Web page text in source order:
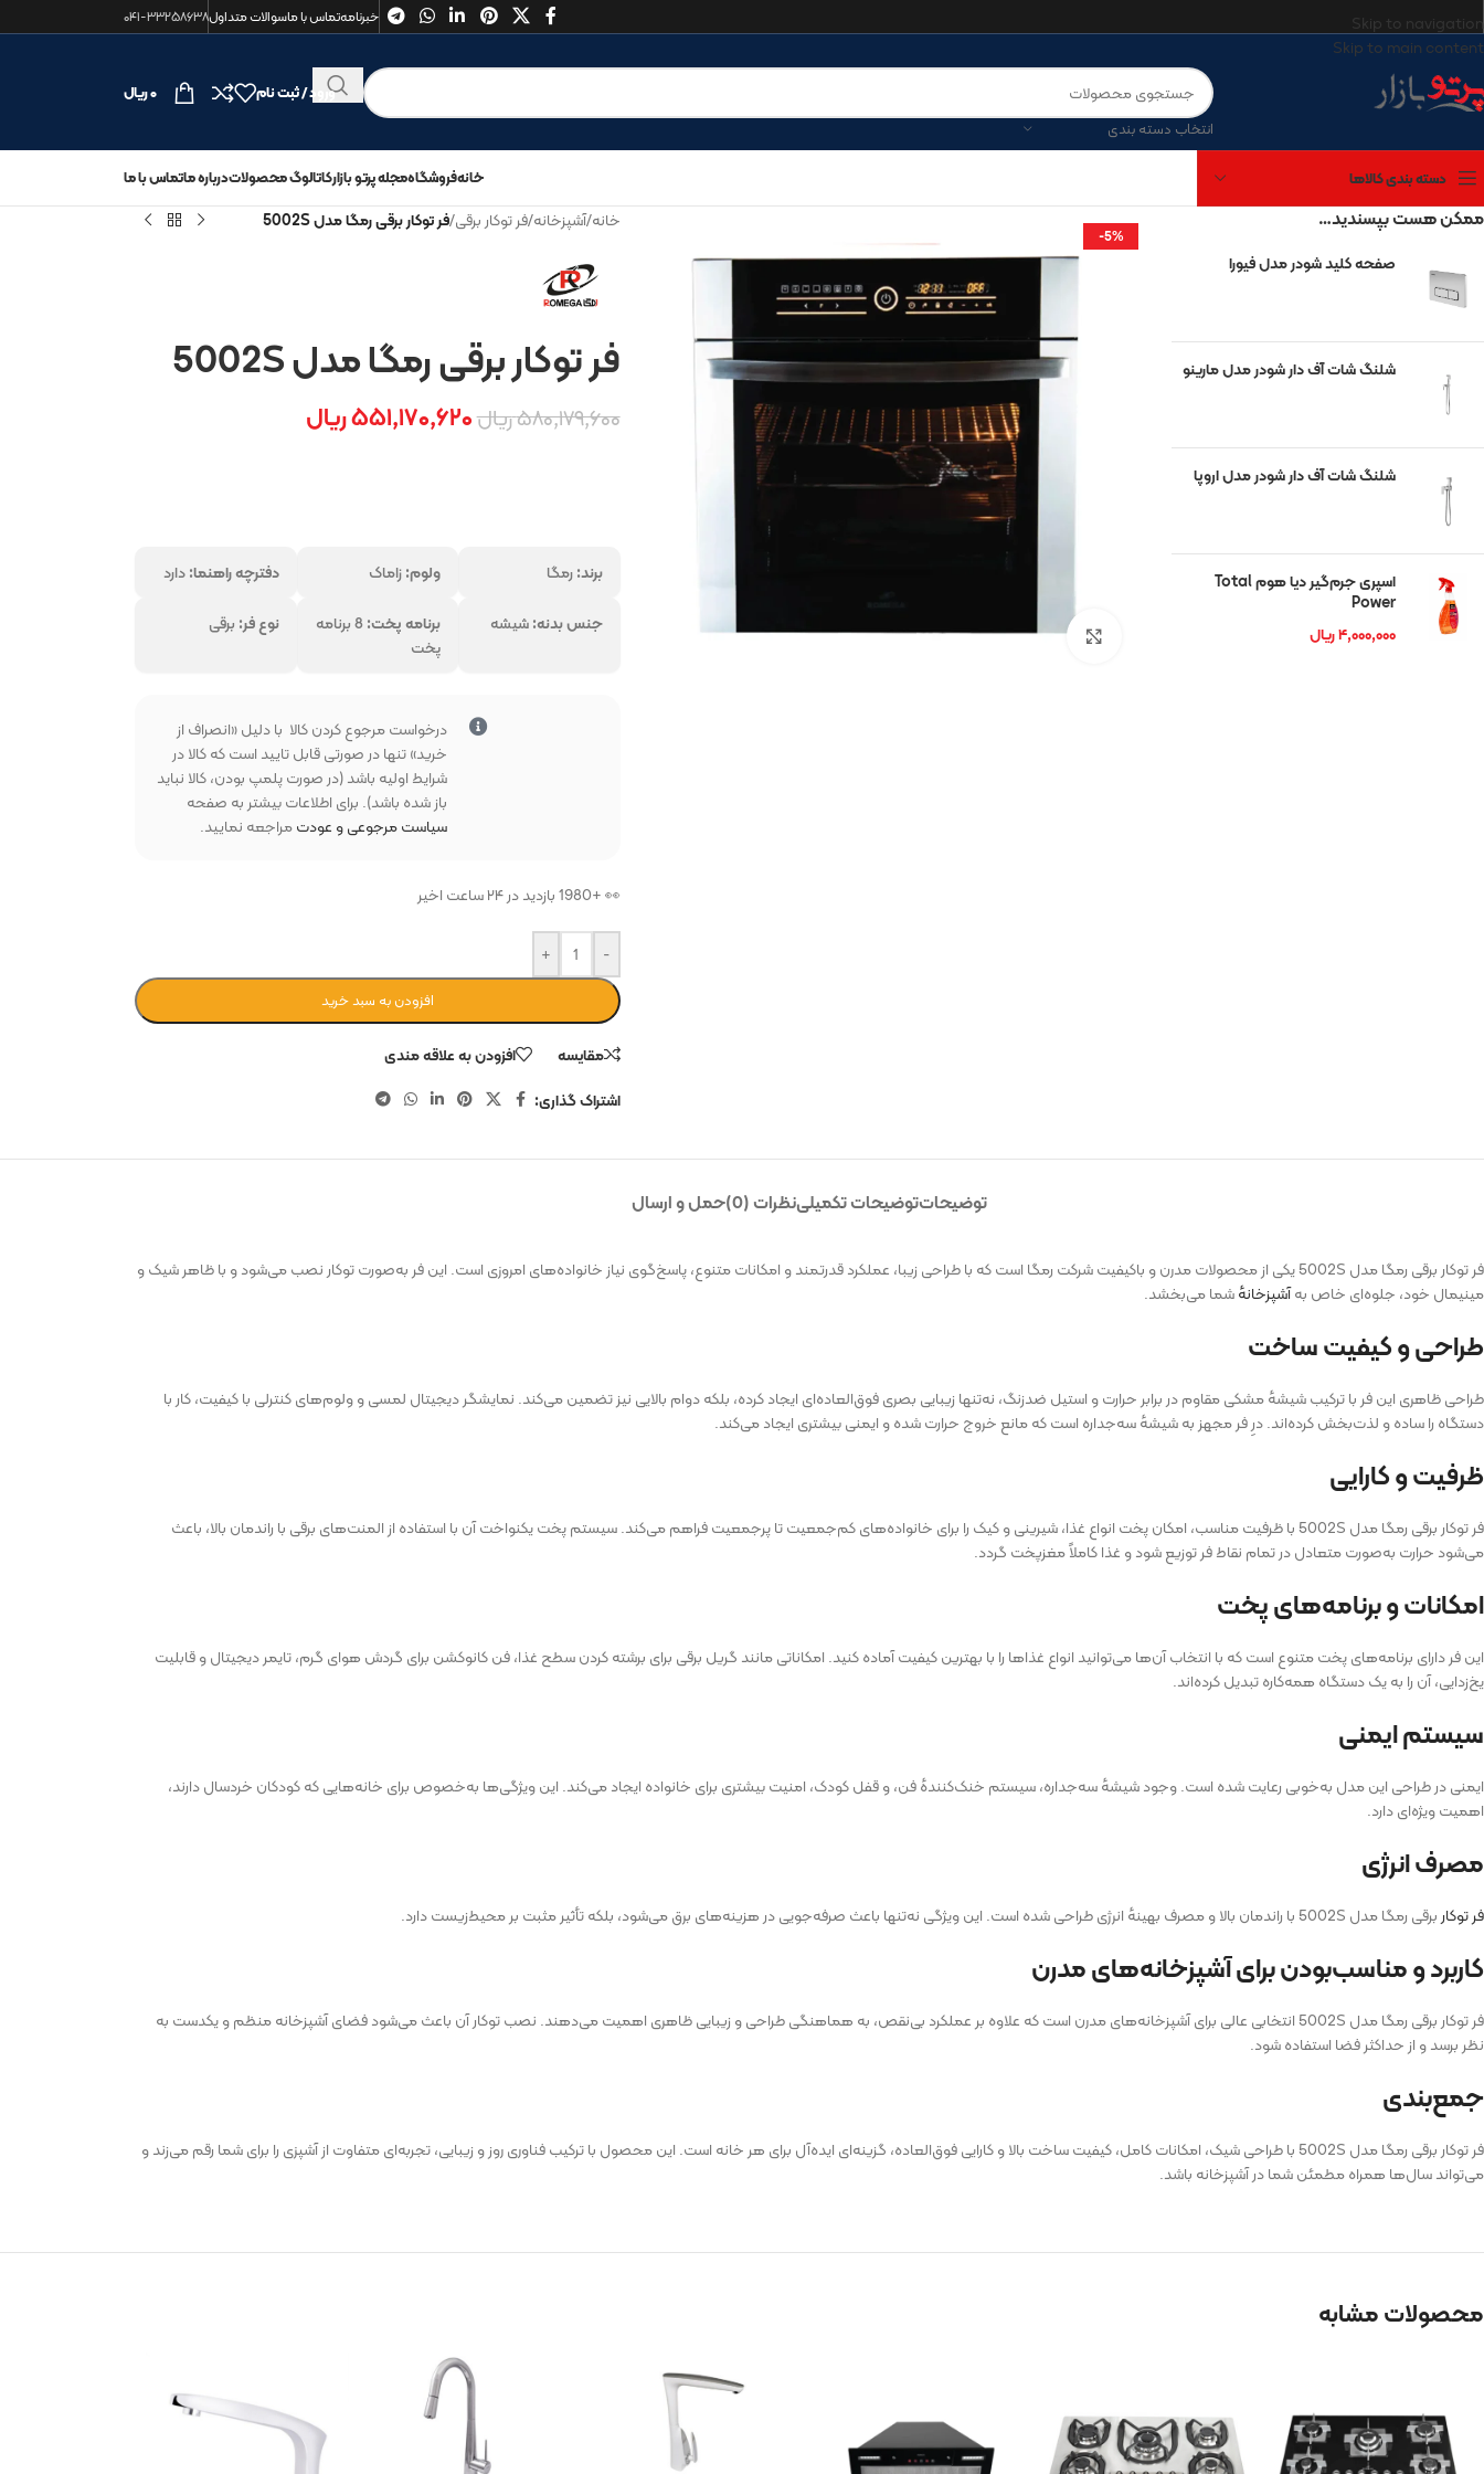
Skip to navigation
Skip to main content
خبرنامهتماس با ماسوالات متداول۰۴۱-۳۳۲۵۸۶۳۸
انتخاب دسته بندی
ورود / ثبت نام ۰ریال
دسته بندی کالاها
برندهای موجود
شیرآلات شودر
چینی کرد
گاتریا
ریتون
خانهفروشگاهمجله پرتو بازارکاتالوگ محصولاتدرباره ماتماس با ما
ممکن هست بپسندید…
صفحه کلید شودر مدل فیورا
شلنگ شات آف دار شودر مدل مارینو
شلنگ شات آف دار شودر مدل اروپا
اسپری جرم‌گیر دیا هوم Total
Power
۴,۰۰۰,۰۰۰ریال
-5%
بزرگنمایی تصویر
خانه/آشپزخانه/فر توکار برقی/فر توکار برقی رمگا مدل 5002S
فر توکار برقی رمگا مدل 5002S
۵۸۰,۱۷۹,۶۰۰ریال۵۵۱,۱۷۰,۶۲۰ریال
برند:رمگا ولوم:زاماک دفترچه راهنما:دارد
جنس بدنه:شیشه برنامه پخت: 8 برنامه
پخت
نوع فر: برقی
درخواست مرجوع کردن کالا با دلیل «انصراف از
خرید» تنها در صورتی قابل تایید است که کالا در
شرایط اولیه باشد (در صورت پلمپ بودن، کالا نباید
باز شده باشد). برای اطلاعات بیشتر به صفحه
سیاست مرجوعی و عودتمراجعه نمایید.
👀 +1980 بازدید در ۲۴ ساعت اخیر
-
+
افزودن به سبد خرید
مقایسه
افزودن به علاقه مندی
اشتراک گذاری:
توضیحاتتوضیحات تکمیلینظرات (0) حمل و ارسال
فر توکار برقی رمگا مدل 5002S یکی از محصولات مدرن و باکیفیت شرکت رمگا است که با طراحی زیبا، عملکرد قدرتمند و امکانات متنوع، پاسخ‌گوی نیاز خانواده‌های امروزی است. این فر به‌صورت توکار نصب می‌شود و با ظاهر شیک و
مینیمال خود، جلوه‌ای خاص بهآشپزخانهٔشما می‌بخشد.
طراحی و کیفیت ساخت
طراحی ظاهری این فر با ترکیب شیشهٔ مشکی مقاوم در برابر حرارت و استیل ضدزنگ، نه‌تنها زیبایی بصری فوق‌العاده‌ای ایجاد کرده، بلکه دوام بالایی نیز تضمین می‌کند. نمایشگر دیجیتال لمسی و ولوم‌های کنترلی با کیفیت، کار با
دستگاه را ساده و لذت‌بخش کرده‌اند. درِ فر مجهز به شیشهٔ سه‌جداره است که مانع خروج حرارت شده و ایمنی بیشتری ایجاد می‌کند.
ظرفیت و کارایی
فر توکار برقی رمگا مدل 5002S با ظرفیت مناسب، امکان پخت انواع غذا، شیرینی و کیک را برای خانواده‌های کم‌جمعیت تا پرجمعیت فراهم می‌کند. سیستم پخت یکنواخت آن با استفاده از المنت‌های برقی با راندمان بالا، باعث
می‌شود حرارت به‌صورت متعادل در تمام نقاط فر توزیع شود و غذا کاملاً مغزپخت گردد.
امکانات و برنامه‌های پخت
این فر دارای برنامه‌های پخت متنوع است که با انتخاب آن‌ها می‌توانید انواع غذاها را با بهترین کیفیت آماده کنید. امکاناتی مانند گریل برقی برای برشته کردن سطح غذا، فن کانوکشن برای گردش هوای گرم، تایمر دیجیتال و قابلیت
یخ‌زدایی، آن را به یک دستگاه همه‌کاره تبدیل کرده‌اند.
سیستم ایمنی
ایمنی در طراحی این مدل به‌خوبی رعایت شده است. وجود شیشهٔ سه‌جداره، سیستم خنک‌کنندهٔ فن، و قفل کودک، امنیت بیشتری برای خانواده ایجاد می‌کند. این ویژگی‌ها به‌خصوص برای خانه‌هایی که کودکان خردسال دارند،
اهمیت ویژه‌ای دارد.
مصرف انرژی
فر توکاربرقی رمگا مدل 5002S با راندمان بالا و مصرف بهینهٔ انرژی طراحی شده است. این ویژگی نه‌تنها باعث صرفه‌جویی در هزینه‌های برق می‌شود، بلکه تأثیر مثبت بر محیط‌زیست دارد.
کاربرد و مناسب‌بودن برای آشپزخانه‌های مدرن
فر توکار برقی رمگا مدل 5002S انتخابی عالی برای آشپزخانه‌های مدرن است که علاوه بر عملکرد بی‌نقص، به هماهنگی طراحی و زیبایی ظاهری اهمیت می‌دهند. نصب توکار آن باعث می‌شود فضای آشپزخانه منظم و یکدست به
نظر برسد و از حداکثر فضا استفاده شود.
جمع‌بندی
فر توکار برقی رمگا مدل 5002S با طراحی شیک، امکانات کامل، کیفیت ساخت بالا و کارایی فوق‌العاده، گزینه‌ای ایده‌آل برای هر خانه است. این محصول با ترکیب فناوری روز و زیبایی، تجربه‌ای متفاوت از آشپزی را برای شما رقم می‌زند و
می‌تواند سال‌ها همراه مطمئن شما در آشپزخانه باشد.
محصولات مشابه